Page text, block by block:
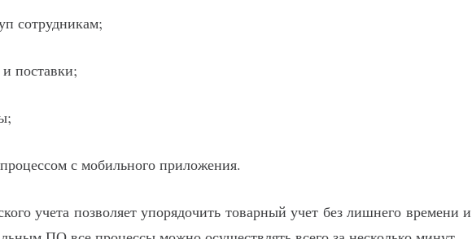
сотрудникам;
поставки;
с мобильного приложения.
учета позволяет упорядочить товарный учет без лишнего времени и